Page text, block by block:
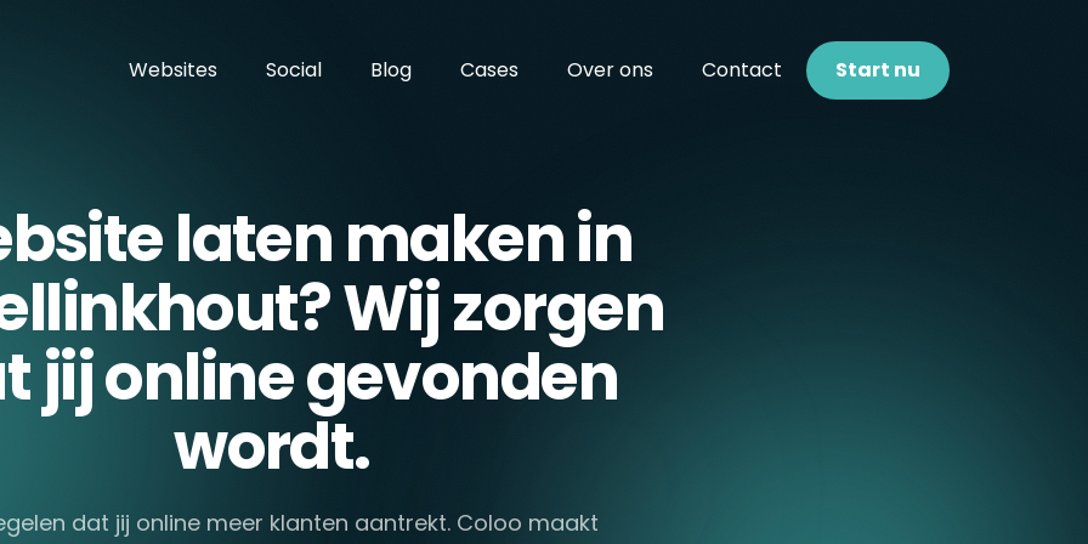
Websites
Social Blog Cases Over ons Contact Start nu
laten maken in
Wij zorgen
jij online gevonden
wordt.
dat jij online meer klanten aantrekt. Coloo maakt